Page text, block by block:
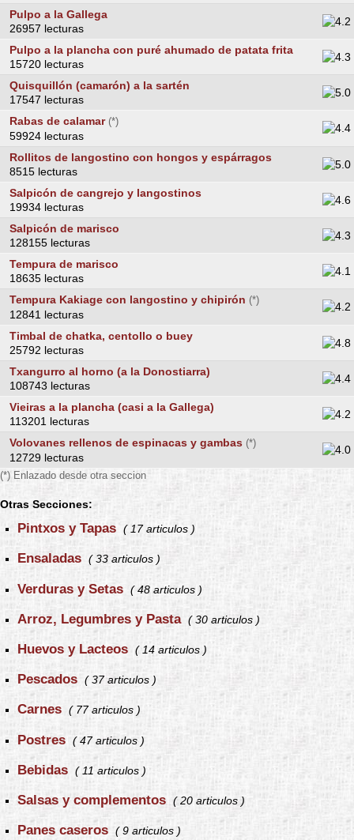
Pulpo a la Gallega
26957 lecturas
Pulpo a la plancha con puré ahumado de patata frita
15720 lecturas
Quisquillón (camarón) a la sartén
17547 lecturas
Rabas de calamar (*)
59924 lecturas
Rollitos de langostino con hongos y espárragos
8515 lecturas
Salpicón de cangrejo y langostinos
19934 lecturas
Salpicón de marisco
128155 lecturas
Tempura de marisco
18635 lecturas
Tempura Kakiage con langostino y chipirón (*)
12841 lecturas
Timbal de chatka, centollo o buey
25792 lecturas
Txangurro al horno (a la Donostiarra)
108743 lecturas
Vieiras a la plancha (casi a la Gallega)
113201 lecturas
Volovanes rellenos de espinacas y gambas (*)
12729 lecturas
(*) Enlazado desde otra seccion
Otras Secciones:
Pintxos y Tapas ( 17 articulos )
Ensaladas ( 33 articulos )
Verduras y Setas ( 48 articulos )
Arroz, Legumbres y Pasta ( 30 articulos )
Huevos y Lacteos ( 14 articulos )
Pescados ( 37 articulos )
Carnes ( 77 articulos )
Postres ( 47 articulos )
Bebidas ( 11 articulos )
Salsas y complementos ( 20 articulos )
Panes caseros ( 9 articulos )